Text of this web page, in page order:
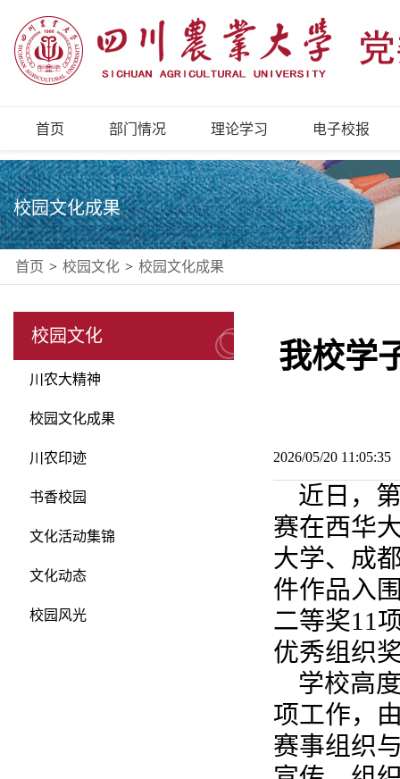
首页 部门情况 理论学习 电子校报
校园文化成果
首页 > 校园文化 > 校园文化成果
校园文化
川农大精神
校园文化成果
川农印迹
书香校园
文化活动集锦
文化动态
校园风光
我校学
2026/05/20
近日，
赛在西华
大学、成
件作品入
二等奖11
优秀组织
学校高
项工作，
赛事组织